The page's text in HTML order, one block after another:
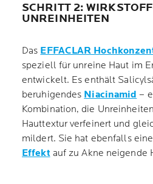
SCHRITT 2:
UNREINHEITEN
Das EFFACLAR
speziell für unreine Haut im
entwickelt. Es enthält
beruhigendes Niacinamid –
Kombination, die
Hauttextur verfeinert und
mildert. Sie hat ebenfalls
Effekt auf zu Akne neigende